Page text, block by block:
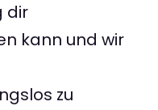
dir
kann und wir
zu